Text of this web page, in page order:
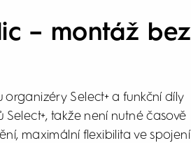
– montáž bez
Select+ a funkční díly
takže není nutné časově
maximální flexibilita ve spojení